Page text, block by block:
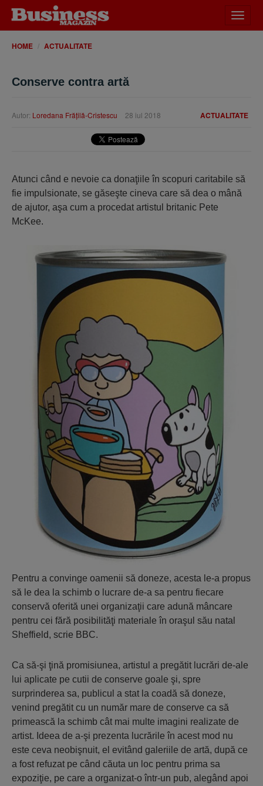
meniu
HOME ACTUALITATE
Conserve contra artă
ACTUALITATE
Autor: Loredana Frăţilă-Cristescu 28 iul 2018
Atunci când e nevoie ca donaţiile în scopuri caritabile să
fie impulsionate, se găseşte cineva care să dea o mână
de ajutor, aşa cum a procedat artistul britanic Pete
McKee.
Pentru a convinge oamenii să doneze, acesta le-a propus
să le dea la schimb o lucrare de-a sa pentru fiecare
conservă oferită unei organizaţii care adună mâncare
pentru cei fără posibilităţi materiale în oraşul său natal
Sheffield, scrie BBC.
Ca să-şi ţină promisiunea, artistul a pregătit lucrări de-ale
lui aplicate pe cutii de conserve goale şi, spre
surprinderea sa, publicul a stat la coadă să doneze,
venind pregătit cu un număr mare de conserve ca să
primească la schimb cât mai multe imagini realizate de
artist. Ideea de a-şi prezenta lucrările în acest mod nu
este ceva neobişnuit, el evitând galeriile de artă, după ce
a fost refuzat pe când căuta un loc pentru prima sa
expoziţie, pe care a organizat-o într-un pub, alegând apoi